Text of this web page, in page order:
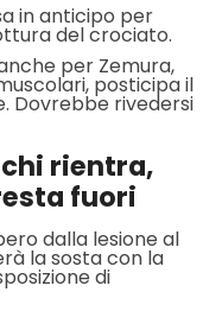
in anticipo per
del crociato.
per Zemura,
posticipa il
Dovrebbe rivedersi
rientra,
fuori
dalla lesione al
la sosta con la
di